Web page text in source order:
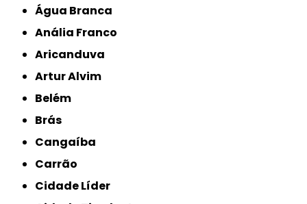
Água Branca
Anália Franco
Aricanduva
Artur Alvim
Belém
Brás
Cangaíba
Carrão
Cidade Líder